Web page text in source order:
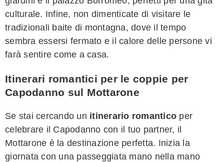
culturale. Infine, non dimenticate di visitare le
tradizionali baite di montagna, dove il tempo
sembra essersi fermato e il calore delle persone vi
farà sentire come a casa.
Itinerari romantici per le coppie per
Capodanno sul Mottarone
Se stai cercando un itinerario romantico per
celebrare il Capodanno con il tuo partner, il
Mottarone è la destinazione perfetta. Inizia la
giornata con una passeggiata mano nella mano